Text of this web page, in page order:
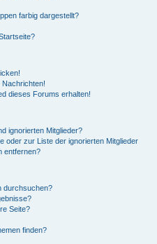
farbig dargestellt?
dieses Forums erhalten!
ignorierten Mitglieder?
oder zur Liste der ignorierten Mitglieder
entfernen?
durchsuchen?
Seite?
finden?